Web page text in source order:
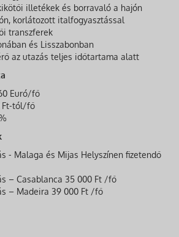
illetékek és borravaló a hajón
korlátozott italfogyasztással
transzferek
és Lisszabonban
az utazás teljes időtartama alatt
Euró/fő
Ft-tól/fő
- Malaga és Mijas Helyszínen fizetendő
– Casablanca 35 000 Ft /fő
– Madeira 39 000 Ft /fő